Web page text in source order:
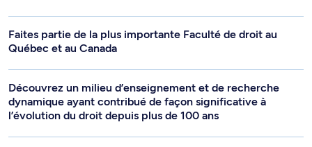
Faites partie de la plus importante Faculté de droit au
Québec et au Canada
Découvrez un milieu d’enseignement et de recherche
dynamique ayant contribué de façon significative à
l’évolution du droit depuis plus de 100 ans